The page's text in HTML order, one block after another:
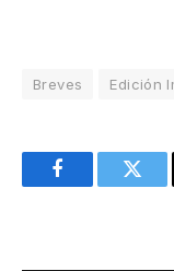
Breves Edición
Facebook